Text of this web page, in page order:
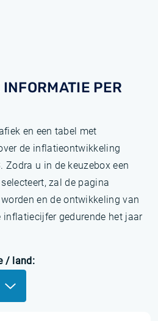
PER
en een tabel met
de inflatieontwikkeling
Zodra u in de keuzebox een
zal de pagina
en de ontwikkeling van
inflatiecijfer gedurende het jaar
/ land: